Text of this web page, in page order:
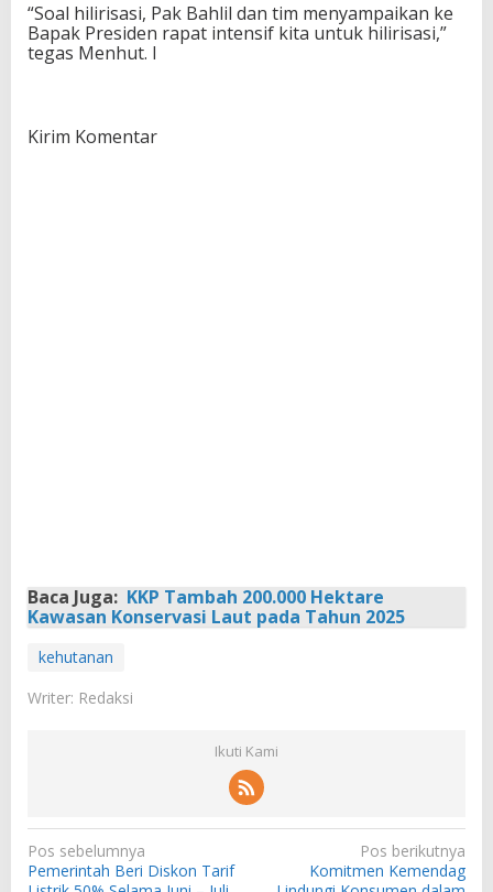
“Soal hilirisasi, Pak Bahlil dan tim menyampaikan ke
Bapak Presiden rapat intensif kita untuk hilirisasi,”
tegas Menhut. I
Kirim Komentar
Baca Juga: KKP Tambah 200.000 Hektare
Kawasan Konservasi Laut pada Tahun 2025
kehutanan
Writer: Redaksi
Ikuti Kami
N
a
Pos sebelumnya
Pemerintah Beri Diskon Tarif
Pos berikutnya
Komitmen Kemendag